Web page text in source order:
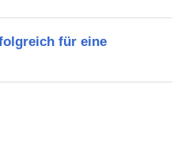
für eine